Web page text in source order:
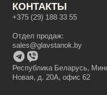
КОНТАКТЫ
+375 (29) 188 33 55
Отдел продаж:
sales@glavstanok.by
Республика Беларусь,
Новая, д. 20А, офис 62